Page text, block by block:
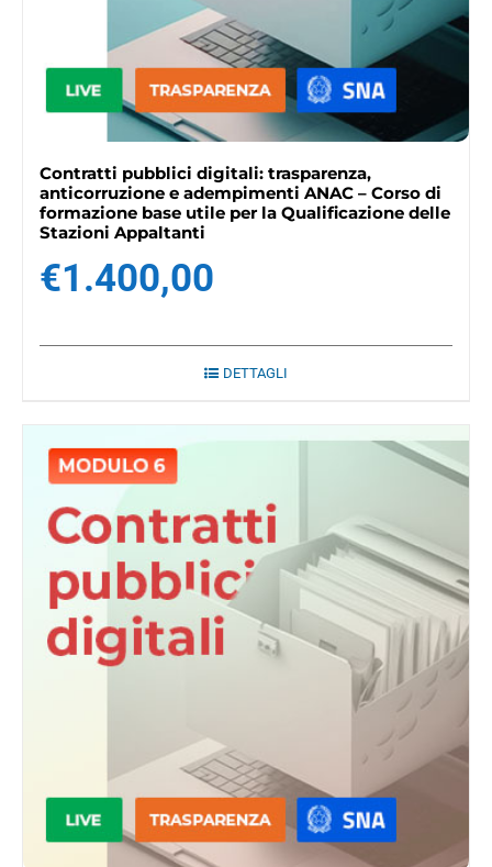
Contratti pubblici digitali: trasparenza,
anticorruzione e adempimenti ANAC – Corso di
formazione base utile per la Qualificazione delle
Stazioni Appaltanti
€1.400,00
DETTAGLI